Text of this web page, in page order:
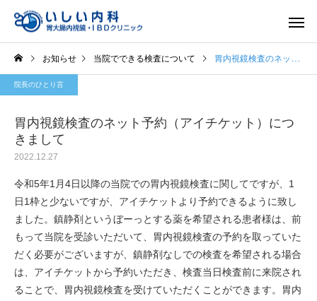
お知らせ 当院でできる検査について 胃内視鏡検査のネット予約（アイチケット）につきまして
院長のひとり言
胃内視鏡検査のネット予約（アイチケット）につ
きまして
2022.12.27
令和5年1月4日以降の当院での胃内視鏡検査に関してですが、1
日1枠と少ないですが、アイチケットより予約できるように致し
ました。鎮静剤というぼーっとする薬を希望される患者様は、前
もって当院を受診いただいて、胃内視鏡検査の予約を取っていた
だく必要がございますが、鎮静剤なしでの検査を希望される場合
は、アイチケットから予約いただき、検査当日検査前に来院され
ることで、胃内視鏡検査を受けていただくことができます。胃内